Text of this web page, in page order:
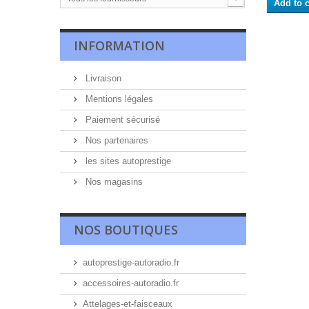
INFORMATION
Livraison
Mentions légales
Paiement sécurisé
Nos partenaires
les sites autoprestige
Nos magasins
NOS BOUTIQUES
autoprestige-autoradio.fr
accessoires-autoradio.fr
Attelages-et-faisceaux
Add to